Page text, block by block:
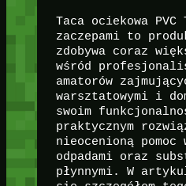
Taca ociekowa PVC
zaczepami to
zdobywa coraz
wśród
amatorów
warsztatowymi i
swoim
praktycznym
nieocenioną pomoc
odpadami oraz
płynnymi. W